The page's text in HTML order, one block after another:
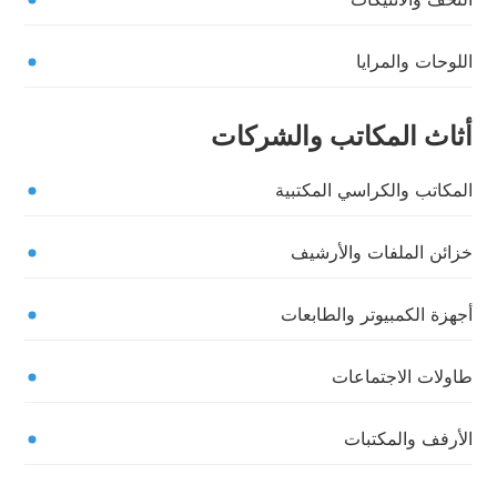
اللوحات والمرايا
أثاث المكاتب والشركات
المكاتب والكراسي المكتبية
خزائن الملفات والأرشيف
أجهزة الكمبيوتر والطابعات
طاولات الاجتماعات
الأرفف والمكتبات